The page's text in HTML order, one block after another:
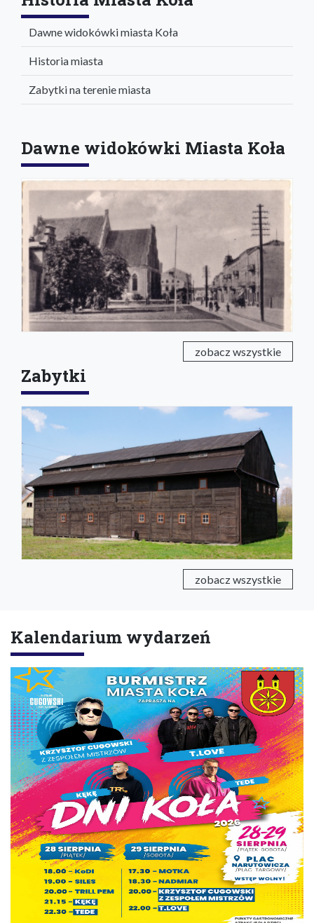
Dawne widokówki miasta Koła
Historia miasta
Zabytki na terenie miasta
Dawne widokówki Miasta Koła
zobacz wszystkie
Zabytki
zobacz wszystkie
Kalendarium wydarzeń